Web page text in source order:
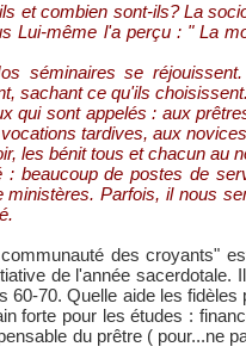
et combien sont-ils? La
Lui-même l'a perçu : " La
séminaires se
sachant ce qu'ils choisissent.
qui sont appelés : aux
tardives, aux
les bénit tous et chacun au
beaucoup de postes de
Parfois, il nous
des croyants"
de l'année sacerdotale.
70. Quelle aide les
forte pour les études :
du prêtre ( pour...ne